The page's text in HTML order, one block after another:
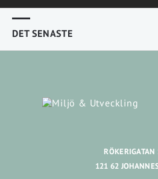
DET SENASTE
RÖKERIGATAN
121 62